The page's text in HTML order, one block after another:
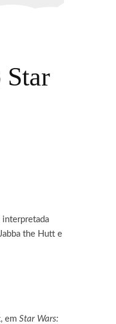
Star
interpretada
the Hutt e
em Star Wars: